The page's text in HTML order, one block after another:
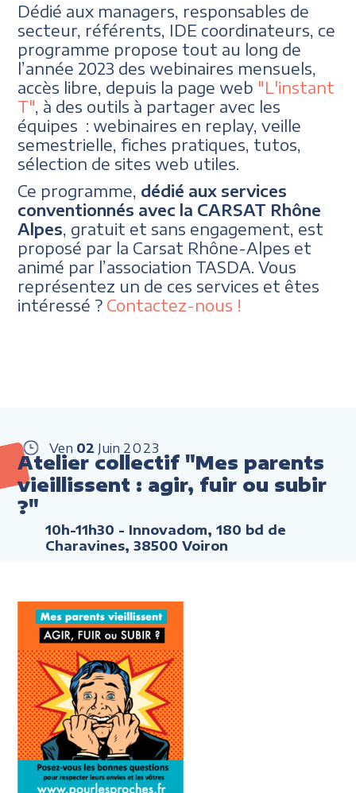
Dédié aux managers, responsables de
secteur, référents, IDE coordinateurs, ce
programme propose tout au long de
l’année 2023 des webinaires mensuels,
accès libre, depuis la page web "L'instant
T" , à des outils à partager avec les
équipes : webinaires en replay, veille
semestrielle, fiches pratiques, tutos,
sélection de sites web utiles.
Ce programme, dédié aux services
conventionnés avec la CARSAT Rhône
Alpes , gratuit et sans engagement, est
proposé par la Carsat Rhône-Alpes et
animé par l’association TASDA. Vous
représentez un de ces services et êtes
intéressé ? Contactez-nous !
Ven 02 Juin 2023
Atelier collectif "Mes parents
vieillissent : agir, fuir ou subir
?"
10h-11h30 - Innovadom, 180 bd de
Charavines, 38500 Voiron